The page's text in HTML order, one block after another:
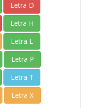
Letra D
Letra H
Letra L
Letra P
Letra T
Letra X